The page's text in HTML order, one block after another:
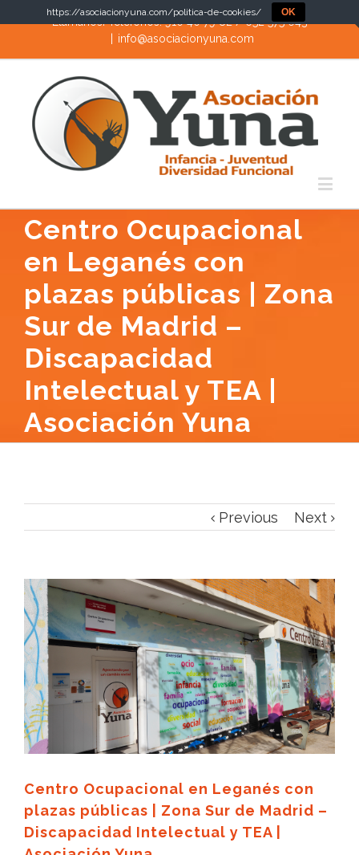
Llámanos! Teléfonos: 910 40 79 82 / 652 575 643
info@asociacionyuna.com
Centro Ocupacional
en Leganés con
plazas públicas | Zona
Sur de Madrid –
Discapacidad
Intelectual y TEA |
Asociación Yuna
Previous Next
Centro Ocupacional en Leganés con
plazas públicas | Zona Sur de Madrid –
Discapacidad Intelectual y TEA |
https://asociacionyuna.com/politica-de-cookies/ OK